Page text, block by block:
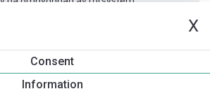
X
Consent
Information